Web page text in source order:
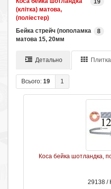
19
(клітка) матова,
(поліестер)
8
Бейка стрейч (пополамка
матова 15, 20мм
Детально Плитка
Всього: 19 1
Коса бейка шотландка,
29138 /